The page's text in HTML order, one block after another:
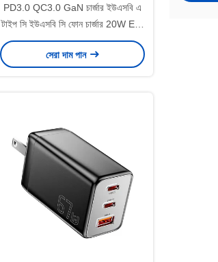
PD3.0 QC3.0 GaN চার্জার ইউএসবি এ
টাইপ সি ইউএসবি সি ফোন চার্জার 20W ES-
CD31 সিরিজ
সেরা দাম পান